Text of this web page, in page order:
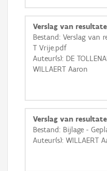
GRB-Basiskaart
GRB-Basiskaart in
Verslag van
Bestand: Verslag van
T Vrije.pdf
Auteur(s): DE
WILLAERT Aaron
Verslag van
Bestand: Bijlage -
Auteur(s): WILLAERT